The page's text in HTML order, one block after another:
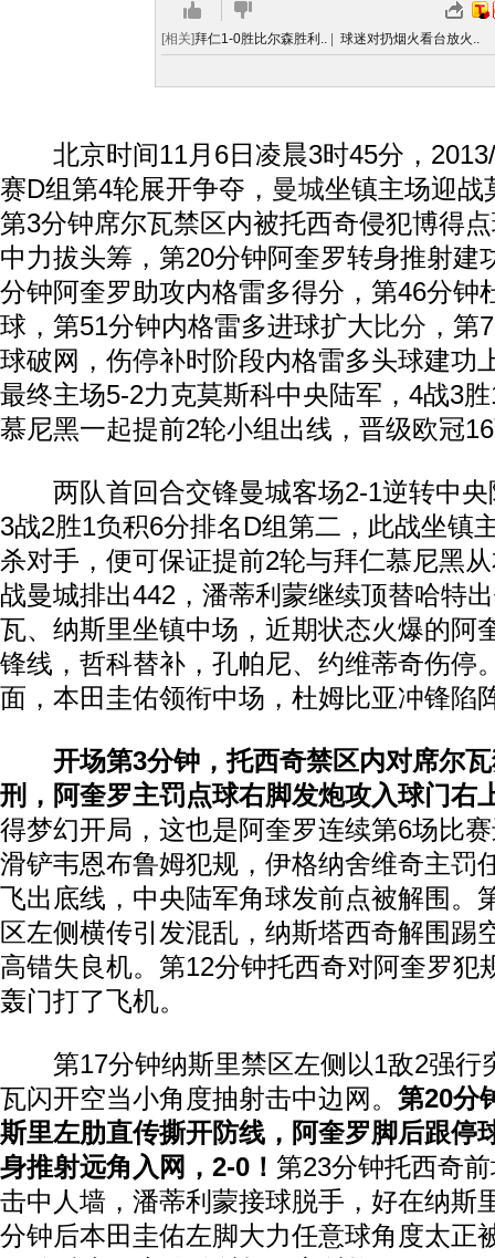
[相关]拜仁1-0胜比尔森胜利.. 球迷对扔烟火看台放火..
北京时间11月6日凌晨3时45分，2013/
赛D组第4轮展开争夺， 曼城坐镇主场迎战
第3分钟席尔瓦禁区内被托西奇侵犯博得
中力拔头筹，第20分钟阿奎罗转身推射建
分钟阿奎罗助攻内格雷多得分，第46分钟
球，第51分钟内格雷多进球扩大比分 ，第
球破网，伤停补时阶段内格雷多头球建功
最终主场5-2力克莫斯科中央陆军，4战3
慕尼黑一起提前2轮小组出线，晋级欧冠
两队首回合交锋曼城客场2-1逆转中央
3战2胜1负积6分排名D组第二，此战坐镇
杀对手，便可保证提前2轮与拜仁慕尼黑
战曼城排出442，潘蒂利蒙继续顶替哈特
瓦、纳斯里坐镇中场，近期状态火爆的阿
锋线，哲科替补，孔帕尼、约维蒂奇伤停
面，本田圭佑领衔中场，杜姆比亚冲锋陷
开场第3分钟，托西奇禁区内对席尔
刑，阿奎罗主罚点球右脚发炮攻入球门右
得梦幻开局，这也是阿奎罗连续第6场比
滑铲韦恩布鲁姆犯规，伊格纳舍维奇主罚
飞出底线，中央陆军角球发前点被解围。
区左侧横传引发混乱，纳斯塔西奇解围踢
高错失良机。第12分钟托西奇对阿奎罗犯
轰门打了飞机。
第17分钟纳斯里禁区左侧以1敌2强行
瓦闪开空当小角度抽射击中边网。 第20分
斯里左肋直传撕开防线，阿奎罗脚后跟停
身推射远角入网，2-0！ 第23分钟托西奇
击中人墙，潘蒂利蒙接球脱手，好在纳斯
分钟后本田圭佑左脚大力任意球角度太正